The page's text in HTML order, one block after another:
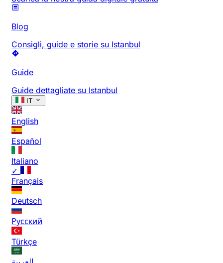
Blog
Consigli, guide e storie su Istanbul
Guide
Guide dettagliate su Istanbul
IT
English
Español
Italiano
✓
Français
Deutsch
Русский
Türkçe